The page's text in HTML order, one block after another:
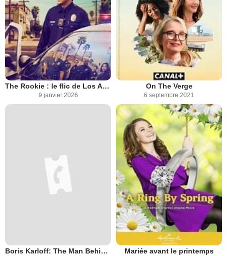
The Rookie : le flic de Los Angeles
9 janvier 2026
On The Verge
6 septembre 2021
Boris Karloff: The Man Behind The Monster Mariée avant le printemps